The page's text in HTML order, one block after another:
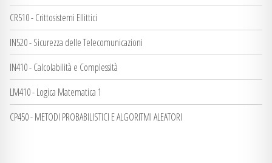
CR510 - Crittosistemi Ellittici
IN520 - Sicurezza delle Telecomunicazioni
IN410 - Calcolabilità e Complessità
LM410 - Logica Matematica 1
CP450 - METODI PROBABILISTICI E ALGORITMI ALEATORI